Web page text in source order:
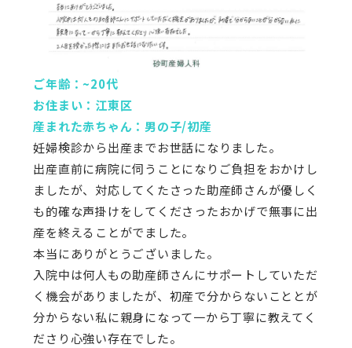
ご年齢：~20代
お住まい：江東区
産まれた赤ちゃん：男の子/初産
妊婦検診から出産までお世話になりました。
出産直前に病院に伺うことになりご負担をおかけし
ましたが、対応してくたさった助産師さんが優しく
も的確な声掛けをしてくださったおかげで無事に出
産を終えることがでました。
本当にありがとうございました。
入院中は何人もの助産師さんにサポートしていただ
く機会がありましたが、初産で分からないこととが
分からない私に親身になって一から丁寧に教えてく
ださり心強い存在でした。